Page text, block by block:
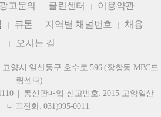
고문의 클린센터
이용약관
큐톤 지역별 채널번호
채용
오시는 길
양시 일산동구 호수로 596 (장항동 MBC드
림센터)
| 통신판매업 신고번호: 2015-고양일산
대표전화: 031)995-0011